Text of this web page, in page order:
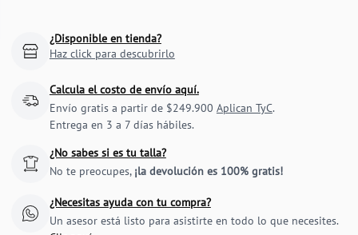
¿Disponible en tienda?
Haz click para descubrirlo
Calcula el costo de envío aquí.
Envío gratis a partir de $249.900 Aplican TyC.
Entrega en 3 a 7 días hábiles.
¿No sabes si es tu talla?
No te preocupes, ¡la devolución es 100% gratis!
¿Necesitas ayuda con tu compra?
Un asesor está listo para asistirte en todo lo que necesites.